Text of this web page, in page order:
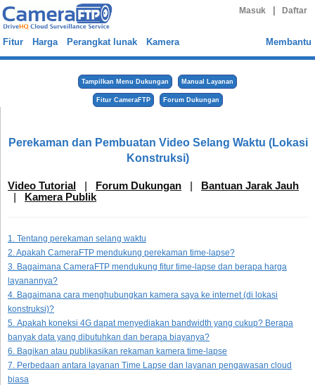
Masuk Daftar
Fitur Harga Perangkat lunak Kamera Membantu
Tampilkan Menu Dukungan Manual Layanan
Fitur CameraFTP Forum Dukungan
Perekaman dan Pembuatan Video Selang Waktu (Lokasi
Konstruksi)
Video Tutorial | Forum Dukungan | Bantuan Jarak Jauh
| Kamera Publik
1. Tentang perekaman selang waktu
2. Apakah CameraFTP mendukung perekaman time-lapse?
3. Bagaimana CameraFTP mendukung fitur time-lapse dan berapa harga
layanannya?
4. Bagaimana cara menghubungkan kamera saya ke internet (di lokasi
konstruksi)?
5. Apakah koneksi 4G dapat menyediakan bandwidth yang cukup? Berapa
banyak data yang dibutuhkan dan berapa biayanya?
6. Bagikan atau publikasikan rekaman kamera time-lapse
7. Perbedaan antara layanan Time Lapse dan layanan pengawasan cloud
biasa